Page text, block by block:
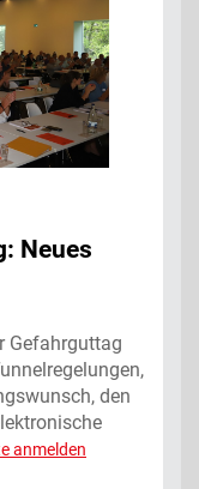
Neues
Gefahrguttag
den
anmelden